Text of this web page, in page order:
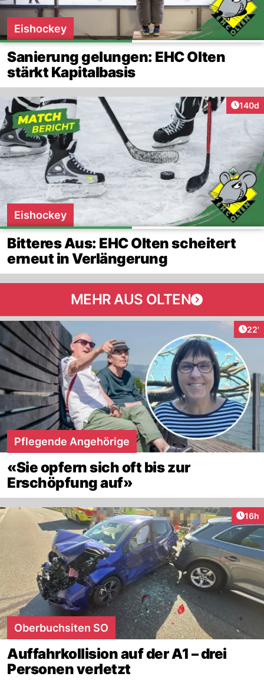
Eishockey
Sanierung gelungen: EHC Olten
stärkt Kapitalbasis
140d
Eishockey
Bitteres Aus: EHC Olten scheitert
erneut in Verlängerung
MEHR AUS OLTEN
22'
Pflegende Angehörige
«Sie opfern sich oft bis zur
Erschöpfung auf»
16h
Oberbuchsiten SO
Auffahrkollision auf der A1 – drei
Personen verletzt